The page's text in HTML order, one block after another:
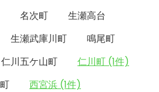
名次町
生瀬高台
生瀬武庫川町
鳴尾町
仁川五ケ山町
仁川町 (1件)
西宮浜 (1件)